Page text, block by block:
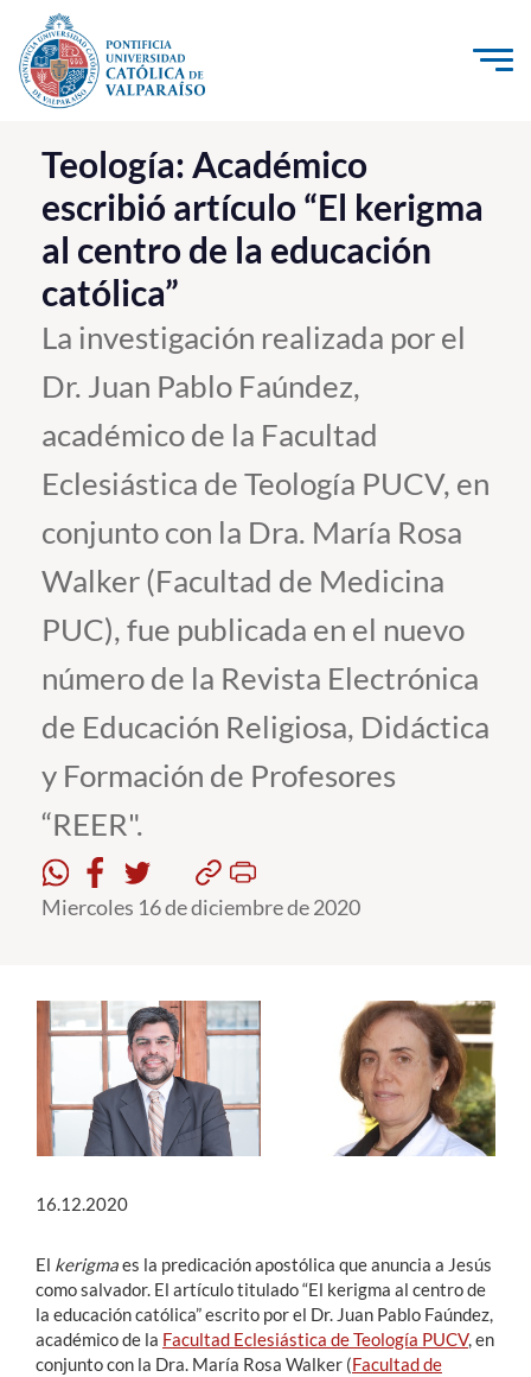
Click acá para ir directamente al contenido
La Universidad
Investigación, Creación e Innovación
PUCV Internacional
Vinculación con el Medio
Admisión
Postgrado
Formación Continua
Estudiantes
Académicos
Funcionarios
Alumni
English
Teología: Académico
escribió artículo “El kerigma
al centro de la educación
católica”
La investigación realizada por el
Dr. Juan Pablo Faúndez,
académico de la Facultad
Eclesiástica de Teología PUCV, en
conjunto con la Dra. María Rosa
Walker (Facultad de Medicina
PUC), fue publicada en el nuevo
número de la Revista Electrónica
de Educación Religiosa, Didáctica
y Formación de Profesores
“REER".
Miercoles 16 de diciembre de 2020
16.12.2020
El kerigmaes la predicación apostólica que anuncia a Jesús
como salvador. El artículo titulado “El kerigma al centro de
la educación católica” escrito por el Dr. Juan Pablo Faúndez,
académico de la Facultad Eclesiástica de Teología PUCV, en
conjunto con la Dra. María Rosa Walker (Facultad de